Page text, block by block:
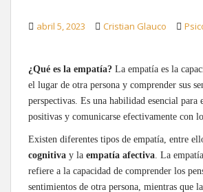
abril 5, 2023 Cristian Glauco
¿Qué es la empatía? La empatía es la
el lugar de otra persona y comprender sus
perspectivas. Es una habilidad esencial para
positivas y comunicarse efectivamente con
Existen diferentes tipos de empatía, entre
cognitiva y la empatía afectiva. La
refiere a la capacidad de comprender los
sentimientos de otra persona, mientras que